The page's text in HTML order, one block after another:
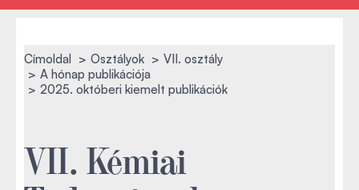
Címoldal Osztályok
VII. osztály
A hónap publikációja
2025. októberi kiemelt publikációk
VII. Kémiai